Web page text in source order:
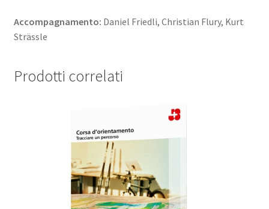
Accompagnamento: Daniel Friedli, Christian Flury, Kurt
Strässle
Prodotti correlati